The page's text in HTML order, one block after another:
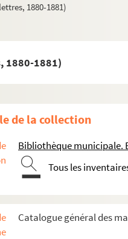
1880-1881)
1880-1881)
de la collection
Bibliothèque municipale.
Tous les
Catalogue général des
(1 lettre, 1880)
1865)
(1 lettre, 1878)
1880)
lettres, 1885-1886)